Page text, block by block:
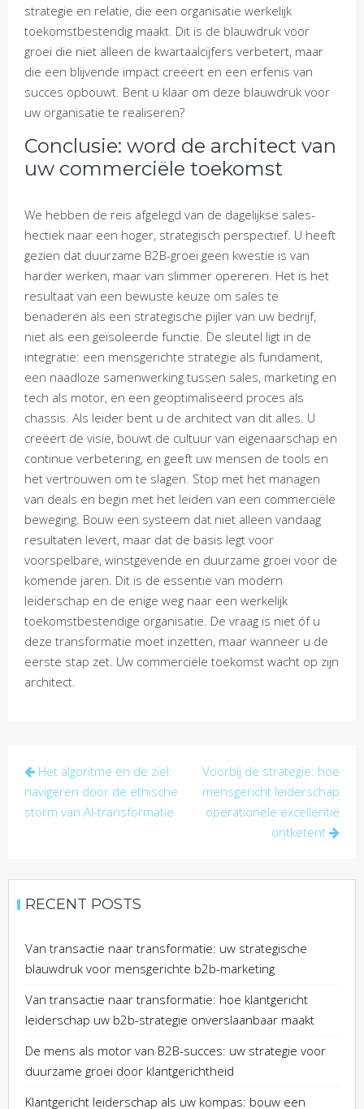
strategie en relatie, die een organisatie werkelijk
toekomstbestendig maakt. Dit is de blauwdruk voor
groei die niet alleen de kwartaalcijfers verbetert, maar
die een blijvende impact creëert en een erfenis van
succes opbouwt. Bent u klaar om deze blauwdruk voor
uw organisatie te realiseren?
Conclusie: word de architect van
uw commerciële toekomst
We hebben de reis afgelegd van de dagelijkse sales-
hectiek naar een hoger, strategisch perspectief. U heeft
gezien dat duurzame B2B-groei geen kwestie is van
harder werken, maar van slimmer opereren. Het is het
resultaat van een bewuste keuze om sales te
benaderen als een strategische pijler van uw bedrijf,
niet als een geïsoleerde functie. De sleutel ligt in de
integratie: een mensgerichte strategie als fundament,
een naadloze samenwerking tussen sales, marketing en
tech als motor, en een geoptimaliseerd proces als
chassis. Als leider bent u de architect van dit alles. U
creëert de visie, bouwt de cultuur van eigenaarschap en
continue verbetering, en geeft uw mensen de tools en
het vertrouwen om te slagen. Stop met het managen
van deals en begin met het leiden van een commerciële
beweging. Bouw een systeem dat niet alleen vandaag
resultaten levert, maar dat de basis legt voor
voorspelbare, winstgevende en duurzame groei voor de
komende jaren. Dit is de essentie van modern
leiderschap en de enige weg naar een werkelijk
toekomstbestendige organisatie. De vraag is niet óf u
deze transformatie moet inzetten, maar wanneer u de
eerste stap zet. Uw commerciële toekomst wacht op zijn
architect.
Post
navigation
Het algoritme en de ziel:
navigeren door de ethische
storm van AI-transformatie
Voorbij de strategie: hoe
mensgericht leiderschap
operationele excellentie
ontketent
RECENT POSTS
Van transactie naar transformatie: uw strategische
blauwdruk voor mensgerichte b2b-marketing
Van transactie naar transformatie: hoe klantgericht
leiderschap uw b2b-strategie onverslaanbaar maakt
De mens als motor van B2B-succes: uw strategie voor
duurzame groei door klantgerichtheid
Klantgericht leiderschap als uw kompas: bouw een